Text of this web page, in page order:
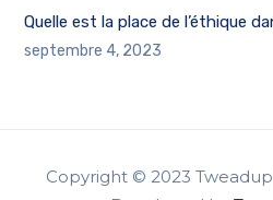
Quelle est la place de l’éthique
septembre 4, 2023
Copyright © 2023